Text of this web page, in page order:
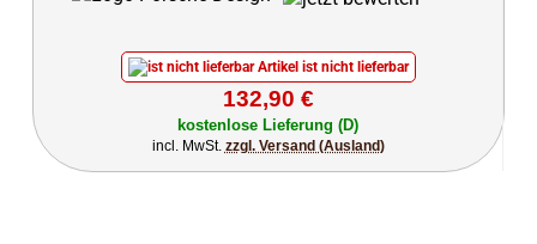
Artikel ist nicht lieferbar
132,90 €
kostenlose Lieferung (D)
incl. MwSt. zzgl. Versand (Ausland)